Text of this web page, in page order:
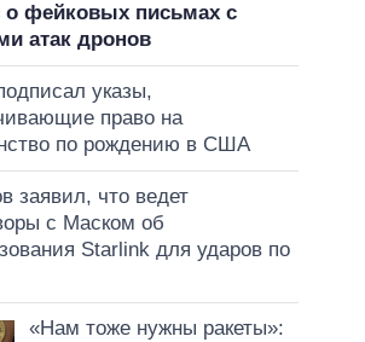
о фейковых письмах с
атак дронов
указы,
право на
по рождению в США
заявил, что ведет
с Маском об
Starlink для ударов по
«Нам тоже нужны ракеты»: